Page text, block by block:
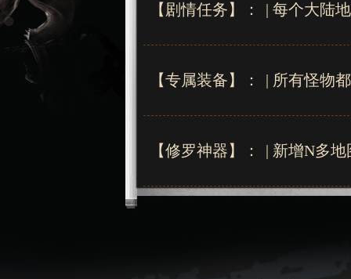
【剧情任务】： | 每个大陆
【专属装备】： | 所有怪物
【修罗神器】： | 新增N多